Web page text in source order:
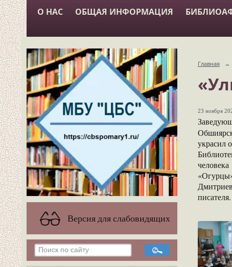
О НАС ОБЩАЯ ИНФОРМАЦИЯ
Версия для слабовидящих
Главная →
23 ноября
украсил